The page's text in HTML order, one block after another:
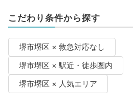
こだわり条件から探す
堺市堺区 × 救急対応なし
堺市堺区 × 駅近・徒歩圏内
堺市堺区 × 人気エリア